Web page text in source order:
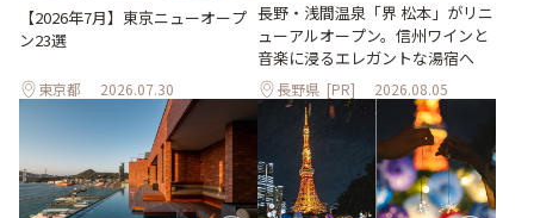
【2026年7月】東京ニューオープ
ン23選
東京都 2026.07.30
長野・浅間温泉「界 松本」がリニ
ューアルオープン。信州ワインと
音楽に浸るエレガントな湯宿へ
長野県 [PR] 2026.08.05